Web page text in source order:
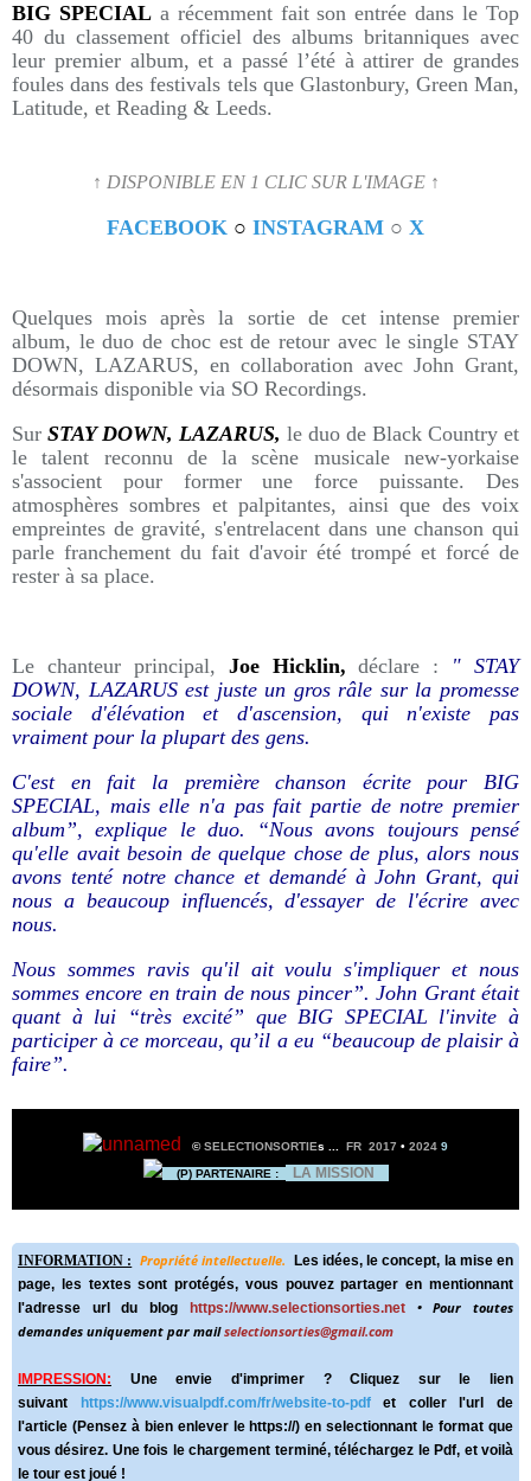
BIG SPECIALa récemment fait son entrée dans le Top
40 du classement officiel des albums britanniques avec
leur premier album, et a passé l’été à attirer de grandes
foules dans des festivals tels que Glastonbury, Green Man,
Latitude, et Reading & Leeds.
↑ DISPONIBLE EN 1 CLIC SUR L'IMAGE ↑
FACEBOOK ○ INSTAGRAM ○ X
Quelques mois après la sortie de cet intense premier
album, le duo de choc est de retour avec le single STAY
DOWN, LAZARUS, en collaboration avec John Grant,
désormais disponible via SO Recordings.
Sur STAY DOWN, LAZARUS, le duo de Black Country et
le talent reconnu de la scène musicale new-yorkaise
s'associent pour former une force puissante. Des
atmosphères sombres et palpitantes, ainsi que des voix
empreintes de gravité, s'entrelacent dans une chanson qui
parle franchement du fait d'avoir été trompé et forcé de
rester à sa place.
Le chanteur principal, Joe Hicklin, déclare : " STAY
DOWN, LAZARUS est juste un gros râle sur la promesse
sociale d'élévation et d'ascension, qui n'existe pas
vraiment pour la plupart des gens.
C'est en fait la première chanson écrite pour BIG
SPECIAL, mais elle n'a pas fait partie de notre premier
album”, explique le duo. “Nous avons toujours pensé
qu'elle avait besoin de quelque chose de plus, alors nous
avons tenté notre chance et demandé à John Grant, qui
nous a beaucoup influencés, d'essayer de l'écrire avec
nous.
Nous sommes ravis qu'il ait voulu s'impliquer et nous
sommes encore en train de nous pincer”. John Grant était
quant à lui “très excité” que BIG SPECIAL l'invite à
participer à ce morceau, qu’il a eu “beaucoup de plaisir à
faire”.
©SELECTIONSORTIEs FR 2017 • 2024 9
(P) PARTENAIRE : LA MISSION
INFORMATION : Propriété intellectuelle.
Les idées, le concept, la mise en
page, les textes sont protégés, vous pouvez partager en mentionnant
l'adresse url du blog
https://www.selectionsorties.net
• Pour toutes
demandes uniquement par mailselectionsorties@gmail.com
IMPRESSION: Une envie d'imprimer ? Cliquez sur le lien
suivant
https://www.visualpdf.com/fr/website-to-pdf
et coller l'url de
l'article (Pensez à bien enlever le https://) en selectionnant le format que
vous désirez. Une fois le chargement terminé, téléchargez le Pdf, et voilà
le tour est joué !